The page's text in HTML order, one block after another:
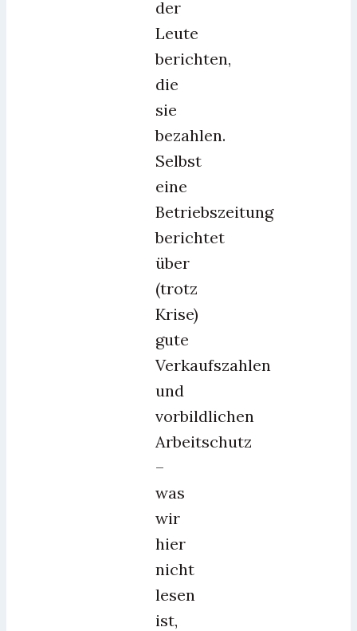
der
Leute
berichten,
die
sie
bezahlen.
Selbst
eine
Betriebszeitung
berichtet
über
(trotz
Krise)
gute
Verkaufszahlen
und
vorbildlichen
Arbeitschutz
–
was
wir
hier
nicht
lesen
ist,